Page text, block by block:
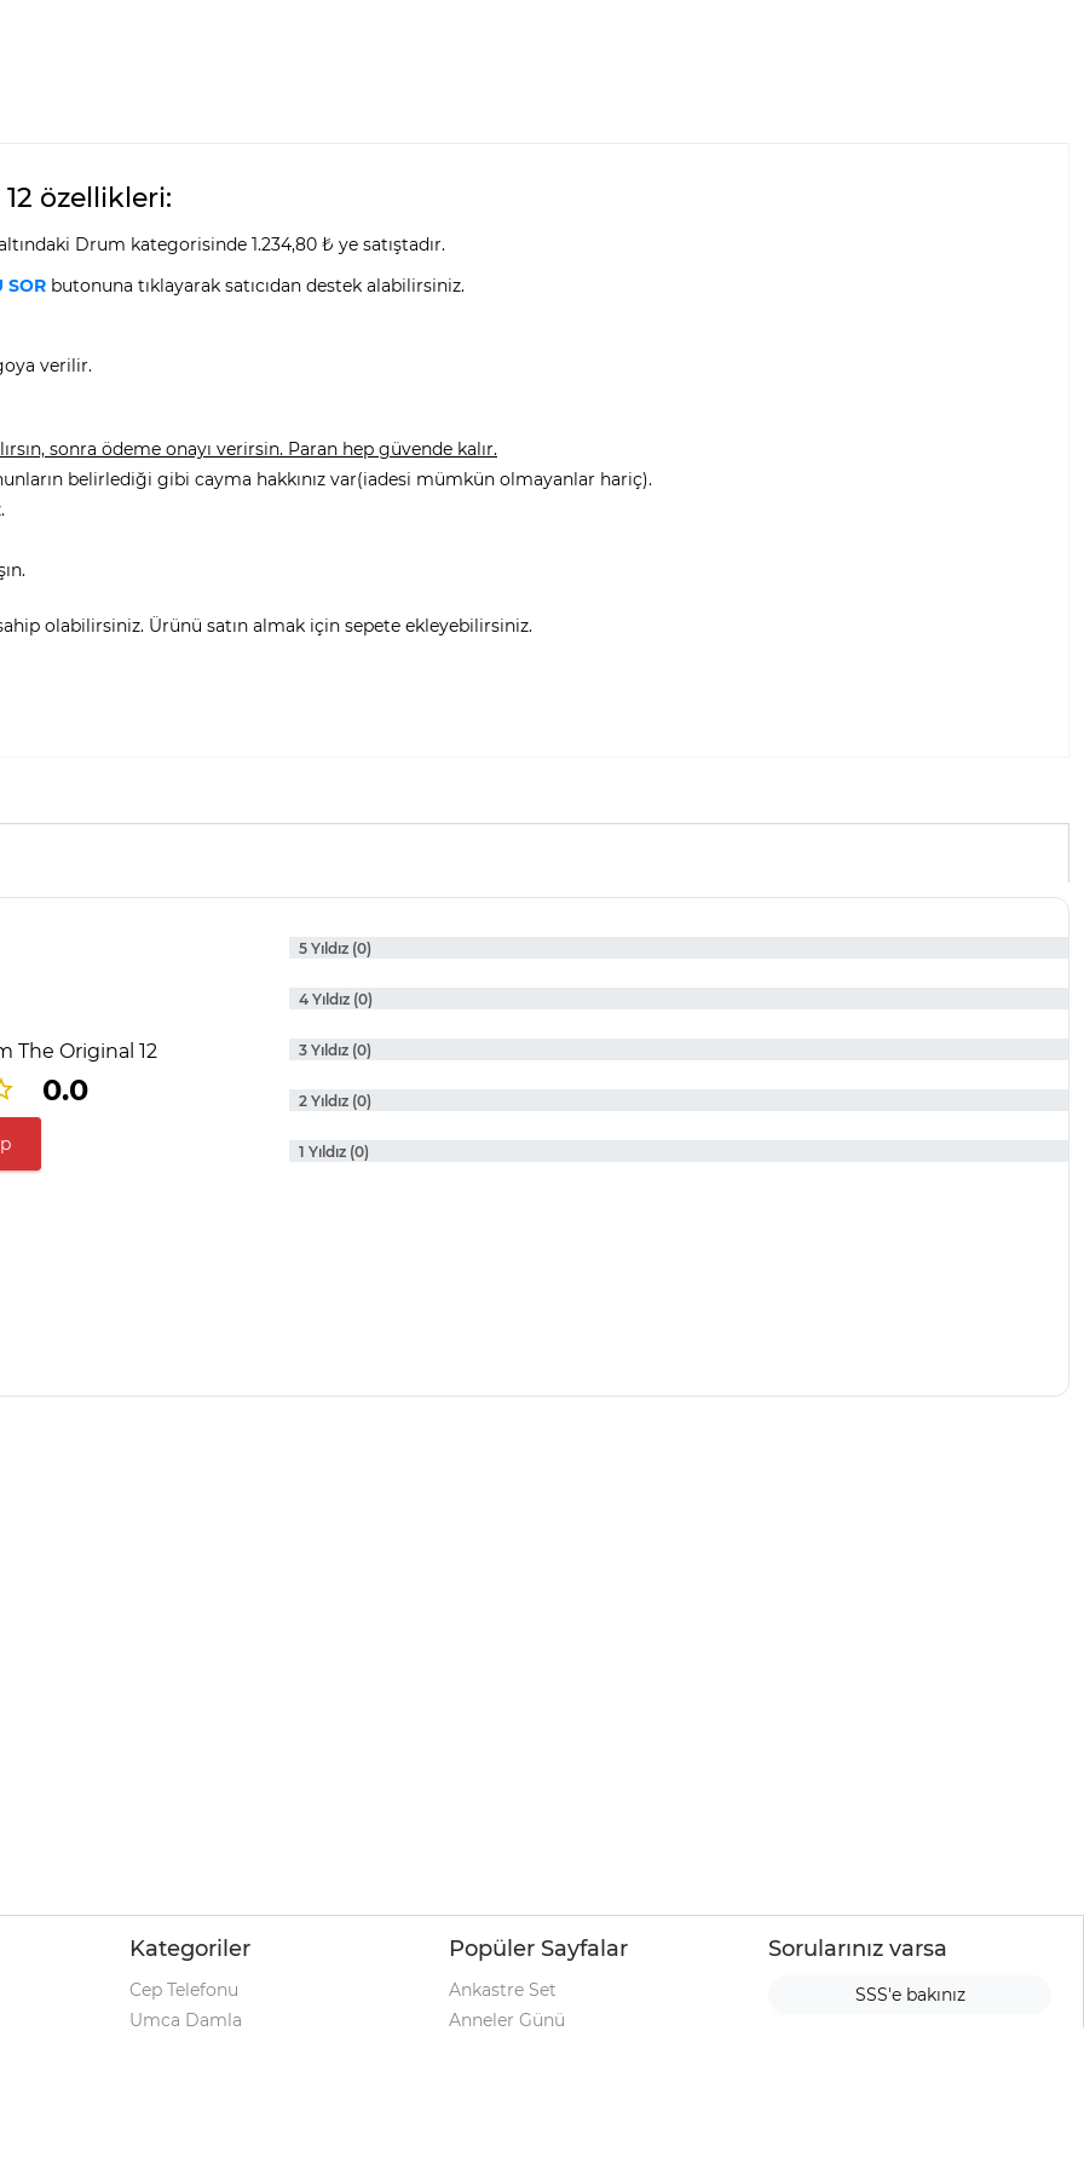
özellikleri:
Drum kategorisinde 1.234,80 ₺ ye satıştadır.
SOR butonuna tıklayarak satıcıdan destek alabilirsiniz.
verilir.
sonra ödeme onayı verirsin. Paran hep güvende kalır.
belirlediği gibi cayma hakkınız var(iadesi mümkün olmayanlar hariç).
olabilirsiniz. Ürünü satın almak için sepete ekleyebilirsiniz.
The Original 12
0.0
5 Yıldız (0)
4 Yıldız (0)
3 Yıldız (0)
2 Yıldız (0)
1 Yıldız (0)
Kategoriler
Cep Telefonu
Umca Damla
Popüler Sayfalar
Ankastre Set
Anneler Günü
Sorularınız varsa
SSS'e bakınız